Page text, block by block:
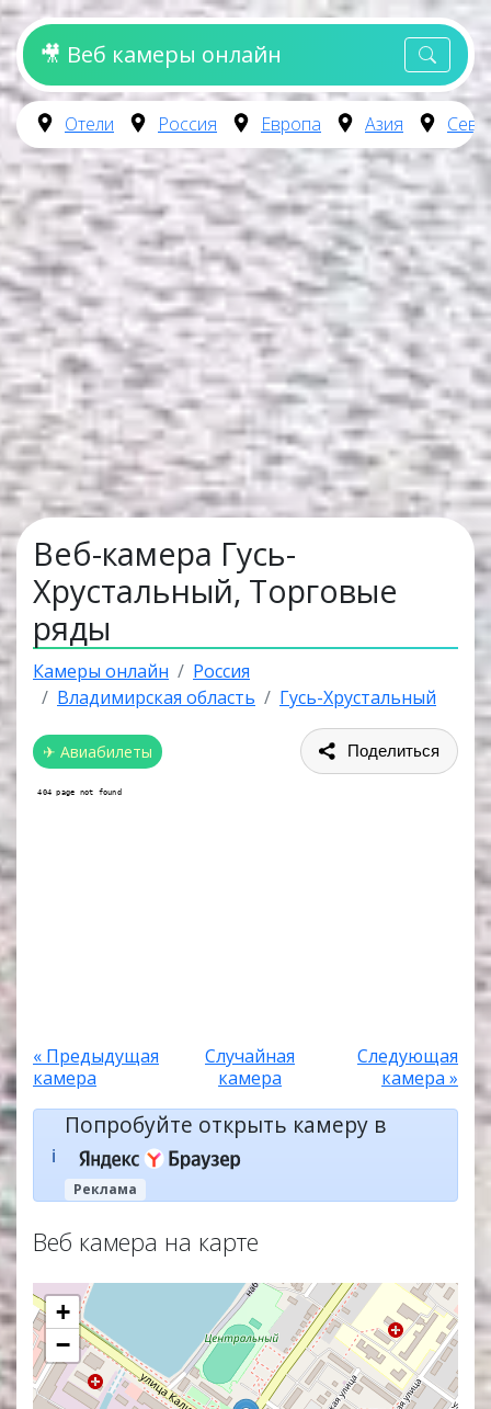
🎥 Веб камеры онлайн
Отели Россия Европа Азия
Веб-камера Гусь-
Хрустальный, Торговые
ряды
Камеры онлайн
Россия
Владимирская область
Гусь-Хрустальный
✈ Авиабилеты Поделиться
« Предыдущая
камера
Случайная
камера
Следующая
камера »
ℹ️
Попробуйте открыть камеру в
Реклама
Веб камера на карте
+
−